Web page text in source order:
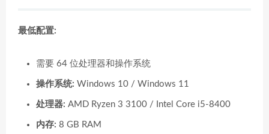
最低配置:
需要 64 位处理器和操作系统
操作系统: Windows 10 / Windows 11
处理器: AMD Ryzen 3 3100 / Intel Core i5-8400
内存: 8 GB RAM